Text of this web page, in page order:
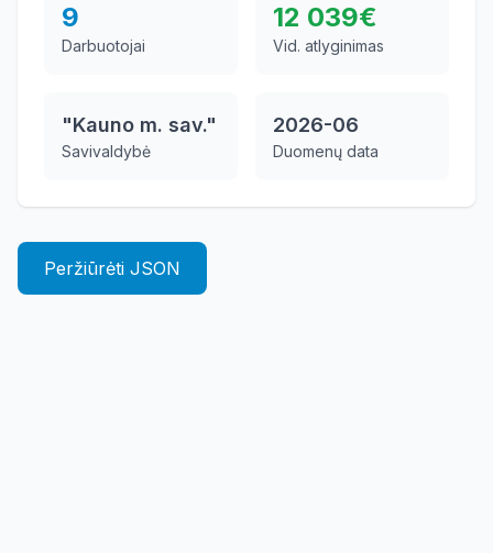
9
Darbuotojai
12 039€
Vid. atlyginimas
"Kauno m. sav."
Savivaldybė
2026-06
Duomenų data
Peržiūrėti JSON